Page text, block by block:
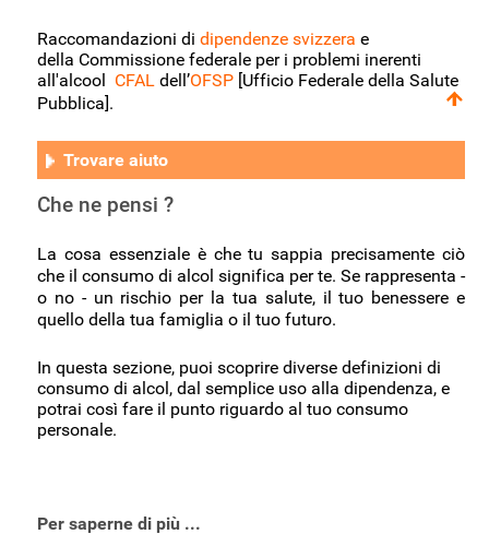
Raccomandazioni di dipendenze svizzera e
della Commissione federale per i problemi inerenti
all'alcool CFAL dell’OFSP [Ufficio Federale della Salute
Pubblica].
Trovare aiuto
Che ne pensi ?
La cosa essenziale è che tu sappia precisamente ciò
che il consumo di alcol significa per te. Se rappresenta -
o no - un rischio per la tua salute, il tuo benessere e
quello della tua famiglia o il tuo futuro.
In questa sezione, puoi scoprire diverse definizioni di
consumo di alcol, dal semplice uso alla dipendenza, e
potrai così fare il punto riguardo al tuo consumo
personale.
Per saperne di più ...